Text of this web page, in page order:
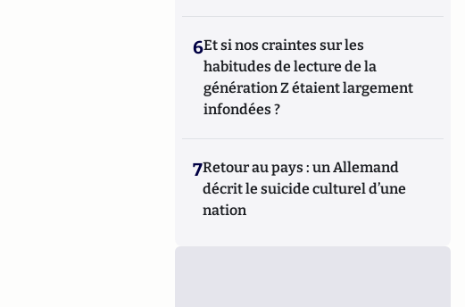
6Et si nos craintes sur les
habitudes de lecture de la
génération Z étaient largement
infondées ?
7Retour au pays : un Allemand
décrit le suicide culturel d’une
nation